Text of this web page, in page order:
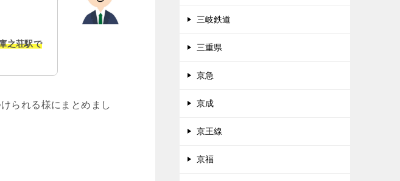
之荘駅で
られる様にまとめまし
三岐鉄道
三重県
京急
京成
京王線
京福